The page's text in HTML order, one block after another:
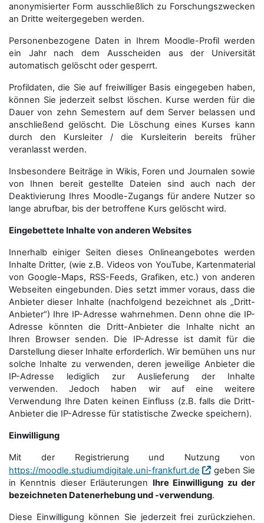
anonymisierter Form aus­schließ­lich zu Forschungszwecken
an Dritte weitergegeben werden.
Personenbezogene Daten in Ihrem Moodle-Profil werden
ein Jahr nach dem Ausscheiden aus der Universität
automatisch gelöscht oder gesperrt.
Profildaten, die Sie auf freiwilliger Basis eingegeben haben,
können Sie jederzeit selbst löschen. Kurse werden für die
Dauer von zehn Semestern auf dem Server belassen und
anschließend gelöscht. Die Löschung eines Kurses kann
durch den Kursleiter / die Kursleiterin bereits früher
veranlasst werden.
Insbesondere Beiträge in Wikis, Foren und Journalen sowie
von Ihnen bereit gestellte Dateien sind auch nach der
Deaktivierung Ihres Moodle-Zugangs für andere Nutzer so
lange abrufbar, bis der betroffene Kurs gelöscht wird.
Eingebettete Inhalte von anderen Websites
Innerhalb einiger Seiten dieses Onlineangebotes werden
Inhalte Dritter, (wie z.B. Videos von YouTube, Kartenmaterial
von Google-Maps, RSS-Feeds, Grafiken, etc.) von anderen
Webseiten eingebunden. Dies setzt immer voraus, dass die
Anbieter dieser Inhalte (nachfolgend bezeichnet als „Dritt-
Anbieter“) Ihre IP-Adresse wahrnehmen. Denn ohne die IP-
Adresse könnten die Dritt-Anbieter die Inhalte nicht an
Ihren Browser senden. Die IP-Adresse ist damit für die
Darstellung dieser Inhalte erforderlich. Wir bemühen uns nur
solche Inhalte zu verwenden, deren jeweilige Anbieter die
IP-Adresse lediglich zur Auslieferung der Inhalte
verwenden. Jedoch haben wir auf eine weitere
Verwendung Ihre Daten keinen Einfluss (z.B. falls die Dritt-
Anbieter die IP-Adresse für statistische Zwecke speichern).
Einwilligung
Mit der Registrierung und Nutzung von
https://moodle.studiumdigitale.uni-frankfurt.de
geben Sie
in Kenntnis dieser Erläuterungen Ihre Einwilligung zu der
bezeichneten Datenerhebung und -verwendung.
Diese Einwilligung können Sie jederzeit frei zurückziehen.